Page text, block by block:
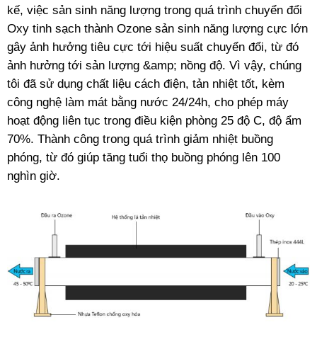
kế, việc sản sinh năng lượng trong quá trình chuyển đổi
Oxy tinh sạch thành Ozone sản sinh năng lượng cực lớn
gây ảnh hưởng tiêu cực tới hiệu suất chuyển đổi, từ đó
ảnh hưởng tới sản lượng &amp; nồng độ. Vì vậy, chúng
tôi đã sử dụng chất liệu cách điện, tản nhiệt tốt, kèm
công nghệ làm mát bằng nước 24/24h, cho phép máy
hoạt động liên tục trong điều kiện phòng 25 độ C, độ ẩm
70%. Thành công trong quá trình giảm nhiệt buồng
phóng, từ đó giúp tăng tuổi thọ buồng phóng lên 100
nghìn giờ.